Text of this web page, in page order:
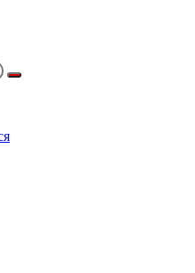
Поиск